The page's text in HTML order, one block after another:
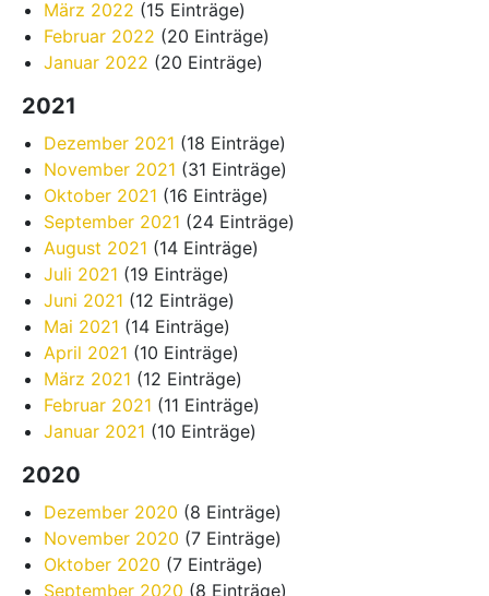
März 2022 (15 Einträge)
Februar 2022 (20 Einträge)
Januar 2022 (20 Einträge)
2021
Dezember 2021 (18 Einträge)
November 2021 (31 Einträge)
Oktober 2021 (16 Einträge)
September 2021 (24 Einträge)
August 2021 (14 Einträge)
Juli 2021 (19 Einträge)
Juni 2021 (12 Einträge)
Mai 2021 (14 Einträge)
April 2021 (10 Einträge)
März 2021 (12 Einträge)
Februar 2021 (11 Einträge)
Januar 2021 (10 Einträge)
2020
Dezember 2020 (8 Einträge)
November 2020 (7 Einträge)
Oktober 2020 (7 Einträge)
September 2020 (8 Einträge)